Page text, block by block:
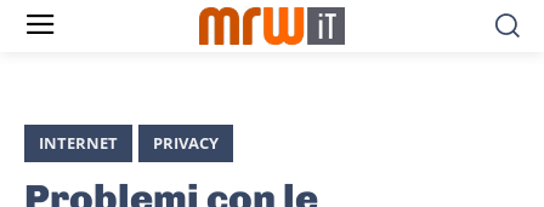
INTERNET PRIVACY